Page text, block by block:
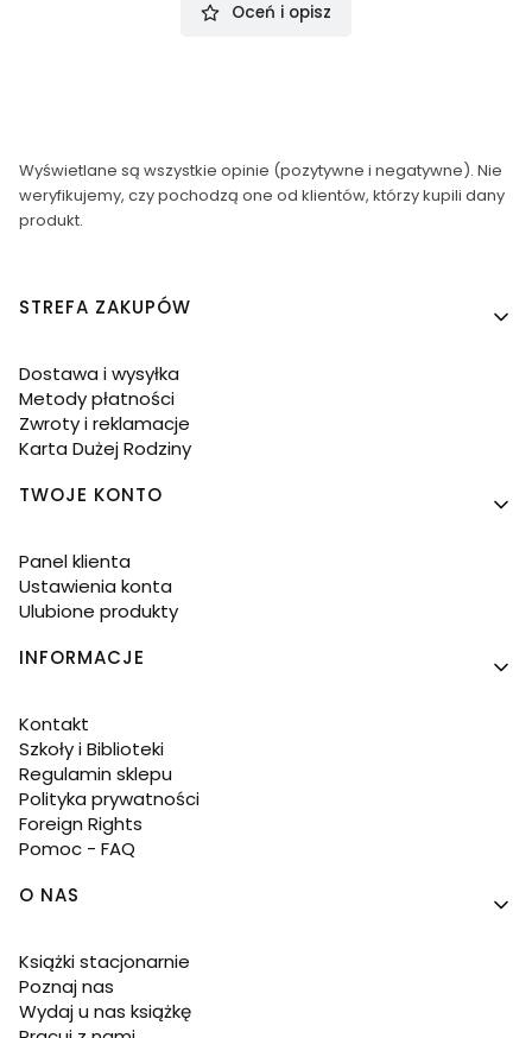
Oceń i opisz
Wyświetlane są wszystkie opinie (pozytywne i negatywne). Nie
weryfikujemy, czy pochodzą one od klientów, którzy kupili dany
produkt.
Linki w stopce
STREFA ZAKUPÓW
Dostawa i wysyłka
Metody płatności
Zwroty i reklamacje
Karta Dużej Rodziny
TWOJE KONTO
Panel klienta
Ustawienia konta
Ulubione produkty
INFORMACJE
Kontakt
Szkoły i Biblioteki
Regulamin sklepu
Polityka prywatności
Foreign Rights
Pomoc - FAQ
O NAS
Książki stacjonarnie
Poznaj nas
Wydaj u nas książkę